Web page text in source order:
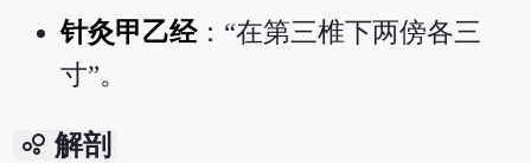
针灸甲乙经：“在第三椎下两傍各三
寸”。
bubble_chart 解剖